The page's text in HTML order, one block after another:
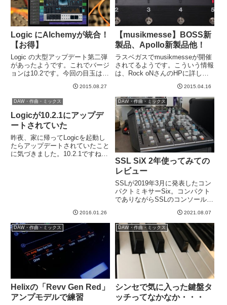
Logic にAlchemyが統合！
【お得】
Logic の大型アップデート第二弾
があったようです。これでバージ
ョンは10.2です。今回の目玉は、
のAlchemyというソフトシンセが
統合されたようです。Alchemyと
いうソフトは知らなかったので...
2015.08.27
【musikmesse】BOSS新
製品、Apollo新製品他！
ラスベガスでmusikmesseが開催
されてるようです。こういう情報
は、Rock oNさんのHPに詳しい
メルマガで知ることが多いです。
→ Rock oNさんのHPさて、い
ろいろ面白そうなのが出てます
ね。まずは、...
2015.04.16
DAW・作曲・ミックス
Logicが10.2.1にアップデ
ートされていた
昨夜、家に帰ってLogicを起動し
たらアップデートされていたこと
に気づきました。10.2.1ですね。
2016.01.26
DAW・作曲・ミックス
SSL SiX 2年使ってみての
レビュー
SSLが2019年3月に発表したコン
パクトミキサーSix。コンパクト
でありながらSSLのコンソールで
ーズバスコンプまでついていま
す。もうDTMにおけるミキサー
の決定版といってもいいようなキ
ラーマシーンです。もう...
2021.08.07
DAW・作曲・ミックス
Helixの「Revv Gen Red」
アンプモデルで練習
DAW・作曲・ミックス
シンセで気に入った鍵盤タ
ッチってなかなか・・・